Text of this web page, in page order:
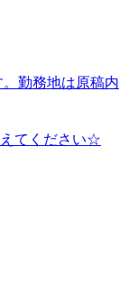
勤務地は原稿内
てください☆